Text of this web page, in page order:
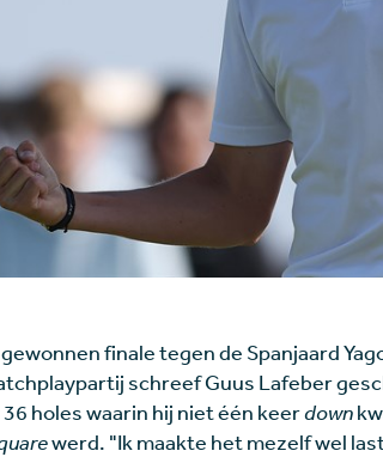
finale tegen de Spanjaard
schreef Guus Lafeber
holes waarin hij niet één keerdown
werd. "Ik maakte het mezelf wel